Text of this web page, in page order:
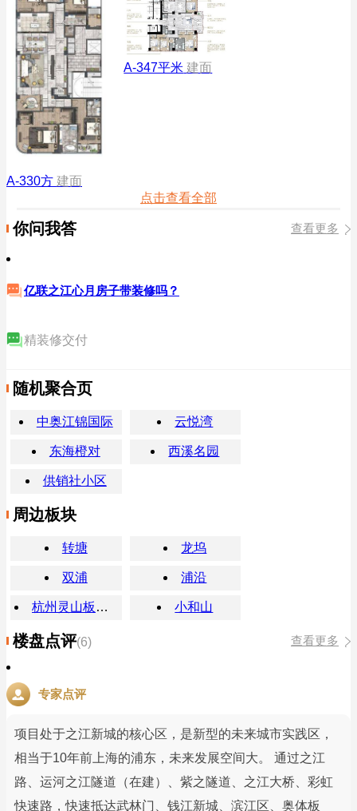
A-330方 建面
A-347平米 建面
点击查看全部
你问我答 查看更多
亿联之江心月房子带装修吗？
精装修交付
随机聚合页
中奥江锦国际 云悦湾
东海橙对 西溪名园
供销社小区
周边板块
转塘 龙坞
双浦 浦沿
杭州灵山板块楼盘 小和山
楼盘点评(6) 查看更多
专家点评
项目处于之江新城的核心区，是新型的未来城市实践区，
相当于10年前上海的浦东，未来发展空间大。 通过之江
路、运河之江隧道（在建）、紫之隧道、之江大桥、彩虹
快速路，快速抵达武林门、钱江新城、滨江区、奥体板